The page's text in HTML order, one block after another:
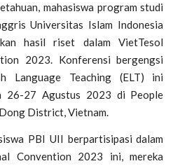
mahasiswa program studi
Universitas Islam Indonesia
hasil riset dalam VietTesol
2023. Konferensi bergengsi
Language Teaching (ELT) ini
26-27 Agustus 2023 di People
District, Vietnam.
PBI UII berpartisipasi dalam
Convention 2023 ini, mereka